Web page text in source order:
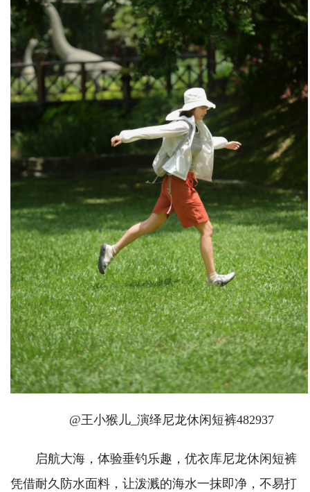
@王小猴儿_演绎尼龙休闲短裤482937
启航大海，体验垂钓乐趣，优衣库尼龙休闲短裤
凭借耐久防水面料，让泼溅的海水一抹即净，不易打